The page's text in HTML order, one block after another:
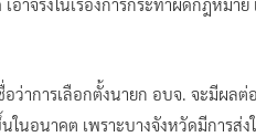
ว่าการเลือกตั้งนายก อบจ.​ จะมีผล
ในอนาคต เพราะบางจังหวัดมีการ